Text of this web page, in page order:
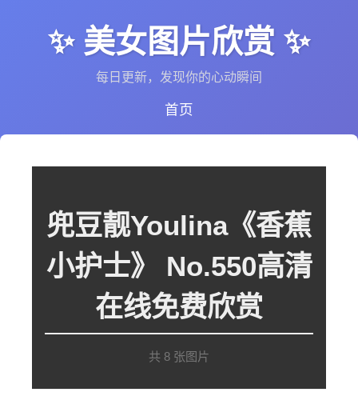
✨ 美女图片欣赏 ✨
每日更新，发现你的心动瞬间
首页
兜豆靓Youlina《香蕉
小护士》 No.550高清
在线免费欣赏
共 8 张图片